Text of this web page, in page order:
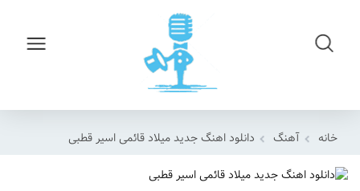
خانه آهنگ دانلود اهنگ جدید میلاد قائمی اسیر قطبی